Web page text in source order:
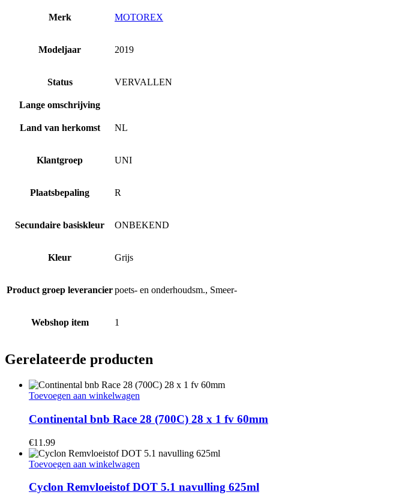
Merk MOTOREX
Modeljaar 2019
Status VERVALLEN
Lange omschrijving
Land van herkomst NL
Klantgroep UNI
Plaatsbepaling R
Secundaire basiskleur ONBEKEND
Kleur Grijs
Product groep leverancierpoets- en onderhoudsm., Smeer-
Webshop item 1
Gerelateerde producten
Toevoegen aan winkelwagen
Continental bnb Race 28 (700C) 28 x 1 fv 60mm
€11.99
Toevoegen aan winkelwagen
Cyclon Remvloeistof DOT 5.1 navulling 625ml